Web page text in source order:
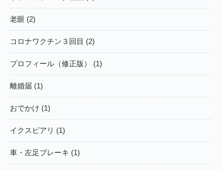
老眼 (2)
コロナワクチン３回目 (2)
プロフィール（修正版） (1)
離婚届 (1)
おでかけ (1)
イクスピアリ (1)
車・左足ブレーキ (1)